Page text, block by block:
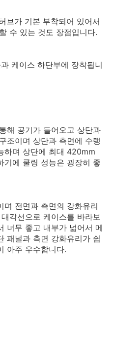
브가 기본 부착되어 있어서
수 있는 것도 장점입니다.
케이스 하단부에 장착됩니
해 공기가 들어오고 상단과
조이며 상단과 측면에 수랭
하며 상단에 최대 420mm
기에 쿨링 성능은 굉장히 좋
며 전면과 측면의 강화유리
각선으로 케이스를 바라보
너무 좋고 내부가 넓어서 메
패널과 측면 강화유리가 쉽
아주 우수합니다.